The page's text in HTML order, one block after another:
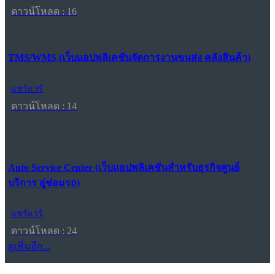
ดาวน์โหลด : 16
TMS/WMS (เว็บแอปพลิเคชันจัดการงานขนส่ง คลังสินค้า)
แชร์แวร์
ดาวน์โหลด : 14
Auto Service Center (เว็บแอปพลิเคชันสำหรับธุรกิจศูนย์
บริการ อู่ซ่อมรถ)
แชร์แวร์
ดาวน์โหลด : 24
ดูเพิ่มอีก...